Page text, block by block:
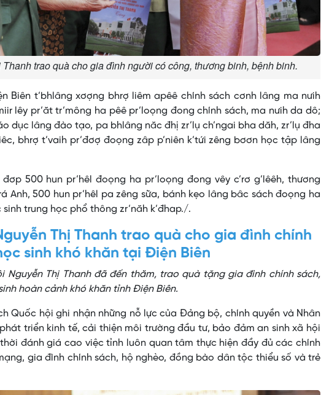
trao quà cho gia đình người có công, thương binh, bệnh binh.
Biên t’bhlâng xơợng bhrợ liêm apêê chính sách cơnh lâng ma nưih
lêy pr’ăt tr’mông ha pêê pr’loọng đong chính sách, ma nưih da dô;
dục lâng đào tạo, pa bhlâng năc đhị zr’lụ ch’ngai bha dăh, zr’lụ đha
bhrợ t’vaih pr’đơợ đoọng zâp p’niên k’tứi zêng bơơn học tập lâng
500 hun pr’hêl đoọng ha pr’loọng đong vêy c’rơ g’lêêh, thương
Anh, 500 hun pr’hêl pa zêng sữa, bánh kẹo lâng bâc sách đoọng ha
trung học phổ thông zr’năh k’đhap./.
Thị Thanh trao quà cho gia đình chính
sinh khó khăn tại Điện Biên
Nguyễn Thị Thanh đã đến thăm, trao quà tặng gia đình chính sách,
hoàn cảnh khó khăn tỉnh Điện Biên.
Quốc hội ghi nhận những nỗ lực của Đảng bộ, chính quyền và Nhân
triển kinh tế, cải thiện môi trường đầu tư, bảo đảm an sinh xã hội
đánh giá cao việc tỉnh luôn quan tâm thực hiện đầy đủ các chính
gia đình chính sách, hộ nghèo, đồng bào dân tộc thiểu số và trẻ